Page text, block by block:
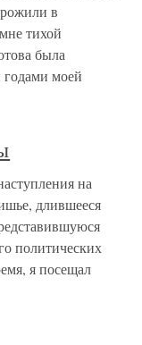
в
тихой
была
моей
на
длившееся
политических
я посещал